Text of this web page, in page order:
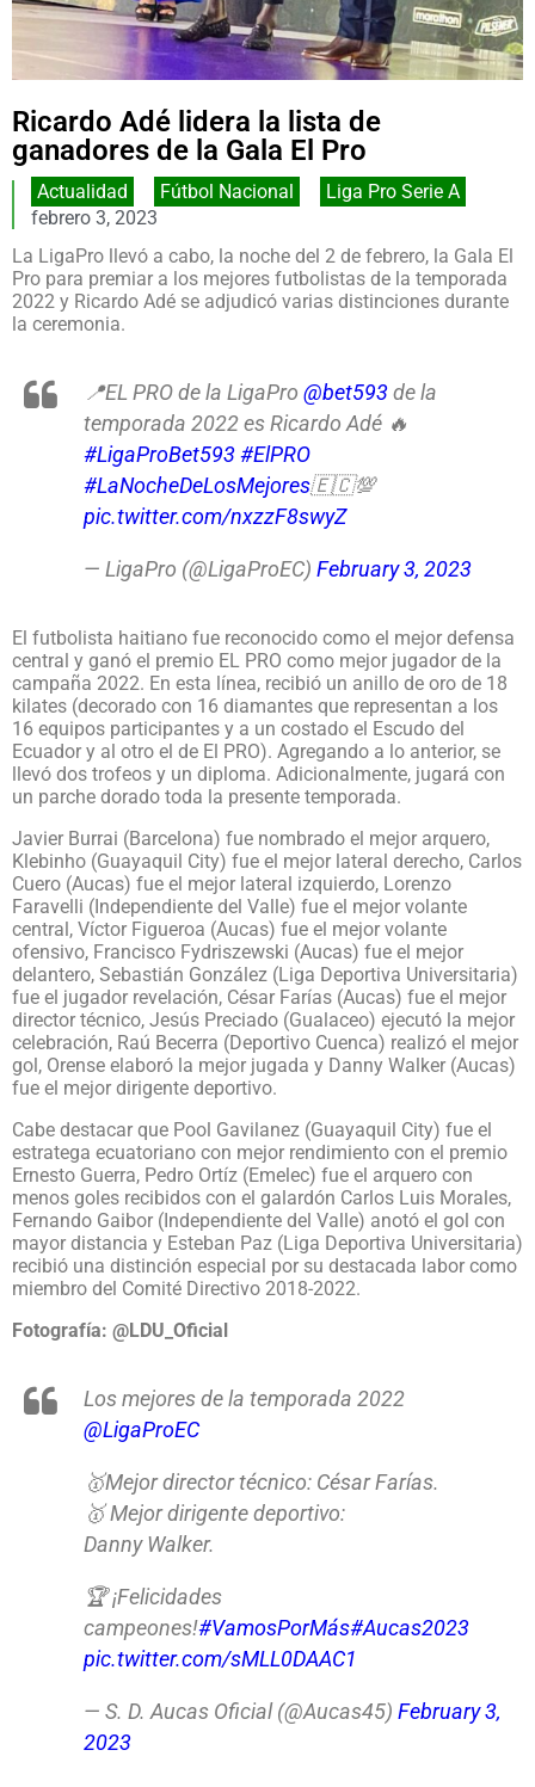
Ricardo Adé lidera la lista de
ganadores de la Gala El Pro
Actualidad Fútbol Nacional
Liga Pro Serie A
febrero 3, 2023
La LigaPro llevó a cabo, la noche del 2 de febrero, la Gala El
Pro para premiar a los mejores futbolistas de la temporada
2022 y Ricardo Adé se adjudicó varias distinciones durante
la ceremonia.
📍EL PRO de la LigaPro @bet593de la
temporada 2022 es Ricardo Adé 🔥
#LigaProBet593#ElPRO
#LaNocheDeLosMejores🇪🇨💯
pic.twitter.com/nxzzF8swyZ
— LigaPro (@LigaProEC) February 3, 2023
El futbolista haitiano fue reconocido como el mejor defensa
central y ganó el premio EL PRO como mejor jugador de la
campaña 2022. En esta línea, recibió un anillo de oro de 18
kilates (decorado con 16 diamantes que representan a los
16 equipos participantes y a un costado el Escudo del
Ecuador y al otro el de El PRO). Agregando a lo anterior, se
llevó dos trofeos y un diploma. Adicionalmente, jugará con
un parche dorado toda la presente temporada.
Javier Burrai (Barcelona) fue nombrado el mejor arquero,
Klebinho (Guayaquil City) fue el mejor lateral derecho, Carlos
Cuero (Aucas) fue el mejor lateral izquierdo, Lorenzo
Faravelli (Independiente del Valle) fue el mejor volante
central, Víctor Figueroa (Aucas) fue el mejor volante
ofensivo, Francisco Fydriszewski (Aucas) fue el mejor
delantero, Sebastián González (Liga Deportiva Universitaria)
fue el jugador revelación, César Farías (Aucas) fue el mejor
director técnico, Jesús Preciado (Gualaceo) ejecutó la mejor
celebración, Raú Becerra (Deportivo Cuenca) realizó el mejor
gol, Orense elaboró la mejor jugada y Danny Walker (Aucas)
fue el mejor dirigente deportivo.
Cabe destacar que Pool Gavilanez (Guayaquil City) fue el
estratega ecuatoriano con mejor rendimiento con el premio
Ernesto Guerra, Pedro Ortíz (Emelec) fue el arquero con
menos goles recibidos con el galardón Carlos Luis Morales,
Fernando Gaibor (Independiente del Valle) anotó el gol con
mayor distancia y Esteban Paz (Liga Deportiva Universitaria)
recibió una distinción especial por su destacada labor como
miembro del Comité Directivo 2018-2022.
Fotografía: @LDU_Oficial
Los mejores de la temporada 2022
@LigaProEC
🥇Mejor director técnico: César Farías.
🥇 Mejor dirigente deportivo:
Danny Walker.
🏆 ¡Felicidades
campeones!#VamosPorMás#Aucas2023
pic.twitter.com/sMLL0DAAC1
— S. D. Aucas Oficial (@Aucas45) February 3,
2023